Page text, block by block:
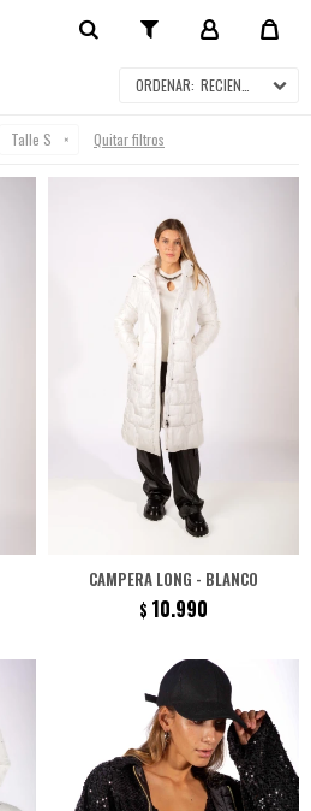
CAMPERAS
RECIENTES
Talle S Quitar filtros
CAMPERA LONG - BLANCO
$ 10.990